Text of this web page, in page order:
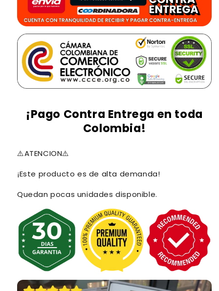
¡Pago Contra Entrega en toda
Colombia!
⚠️ATENCION⚠️
¡Este producto es de alta demanda!
Quedan pocas unidades disponible.